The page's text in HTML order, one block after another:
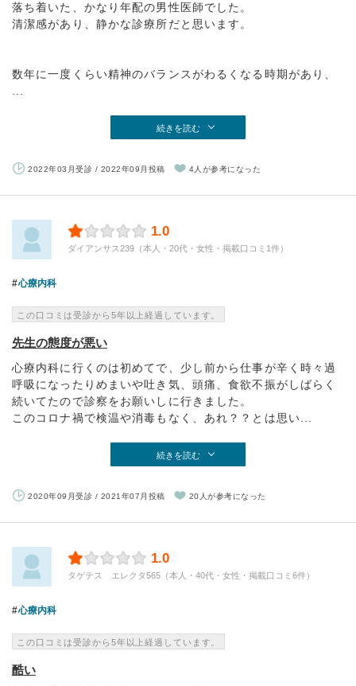
落ち着いた、かなり年配の男性医師でした。
清潔感があり、静かな診療所だと思います。
数年に一度くらい精神のバランスがわるくなる時期があり、
続きを読む
2022年03月受診 / 2022年09月投稿 4人が参考になった
1.0
ダイアンサス239（本人・20代・女性・掲載口コミ1件）
心療内科
この口コミは受診から5年以上経過しています。
先生の態度が悪い
心療内科に行くのは初めてで、少し前から仕事が辛く時々過
呼吸になったりめまいや吐き気、頭痛、食欲不振がしばらく
続いてたので診察をお願いしに行きました。
このコロナ禍で検温や消毒もなく、あれ？？とは思い...
続きを読む
2020年09月受診 / 2021年07月投稿 20人が参考になった
1.0
タゲテス エレクタ565（本人・40代・女性・掲載口コミ6件）
心療内科
この口コミは受診から5年以上経過しています。
酷い